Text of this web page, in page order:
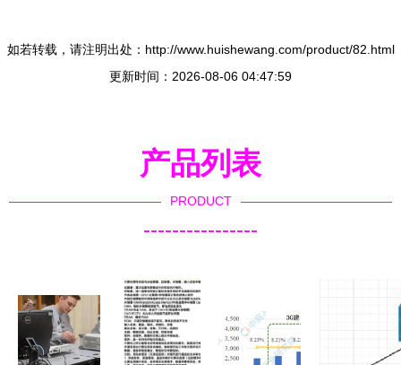
如若转载，请注明出处：http://www.huishewang.com/product/82.html
更新时间：2026-08-06 04:47:59
产品列表
PRODUCT
----------------